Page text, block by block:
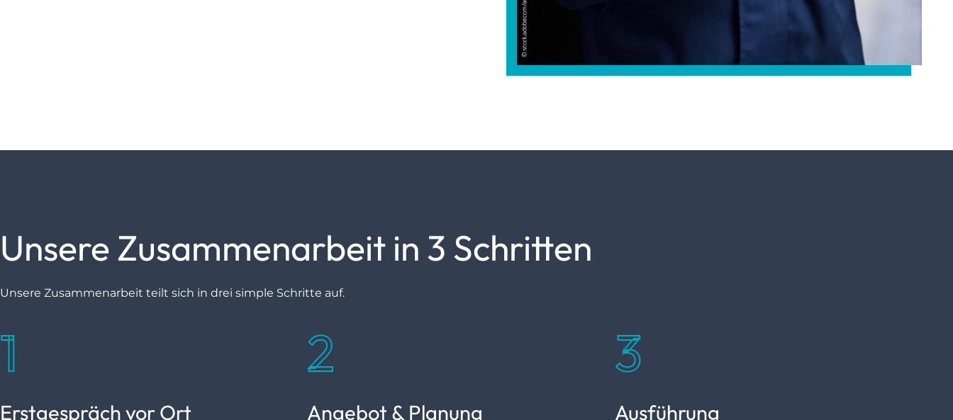
Unsere Zusammenarbeit in 3 Schritten
Unsere Zusammenarbeit teilt sich in drei simple Schritte auf.
1
Erstgespräch vor Ort
2
Angebot & Planung
3
Ausführung